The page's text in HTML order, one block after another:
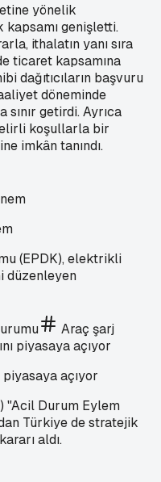
yönelik
genişletti.
ithalatın yanı sıra
ticaret kapsamına
dağıtıcıların başvuru
döneminde
getirdi. Ayrıca
koşullarla bir
imkân tanındı.
(EPDK), elektrikli
düzenleyen
Araç şarj
açıyor
"Acil Durum Eylem
Türkiye de stratejik
aldı.